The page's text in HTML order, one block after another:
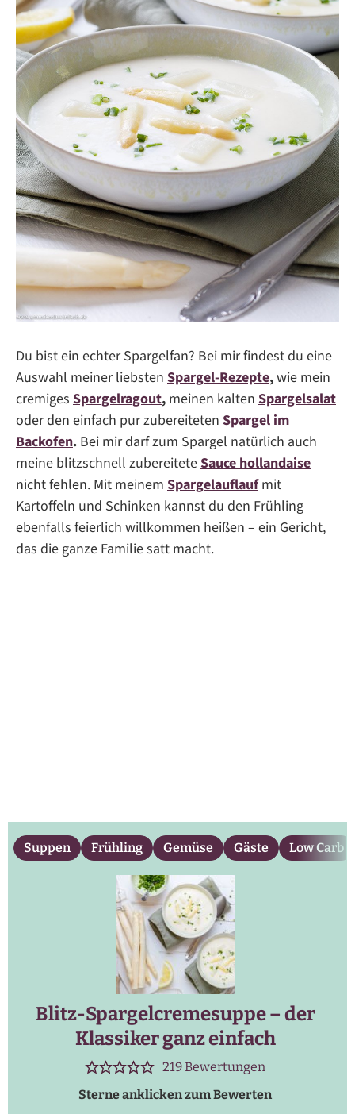
Du bist ein echter Spargelfan? Bei mir findest du eine
Auswahl meiner liebsten Spargel-Rezepte,wie mein
cremiges Spargelragout, meinen kalten Spargelsalat
oder den einfach pur zubereiteten Spargel im
Backofen. Bei mir darf zum Spargel natürlich auch
meine blitzschnell zubereiteteSauce hollandaise
nicht fehlen. Mit meinem Spargelauflaufmit
Kartoffeln und Schinken kannst du den Frühling
ebenfalls feierlich willkommen heißen – ein Gericht,
das die ganze Familie satt macht.
Suppen Frühling Gemüse Gäste Low Carb
Blitz-Spargelcremesuppe – der
Klassiker ganz einfach
219Bewertungen
Sterne anklicken zum Bewerten